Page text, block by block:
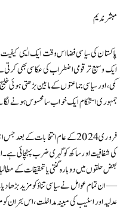
مبشر ندیم
پاکستان کی سیاسی فضا اس وقت ایک ایسی
ایک وسیع تر قومی اضطراب کی عکاسی بھی کرتی
کمی، اور سیاسی جماعتوں کے مابین بڑھتی
جمہوری استحکام ایک خواب سا محسوس ہونے
فروری 2024 کے عام انتخابات کے
کی شفافیت اور ساکھ کو گہری ضرب پہنچائی
بعض حلقوں میں دوبارہ گنتی یا تحقیقات کے
— ان تمام عوامل نے سیاسی تناؤ کو مزید بڑھا
عدلیہ اور اسٹیب کی مبینہ مداخلت، اس بحران کو